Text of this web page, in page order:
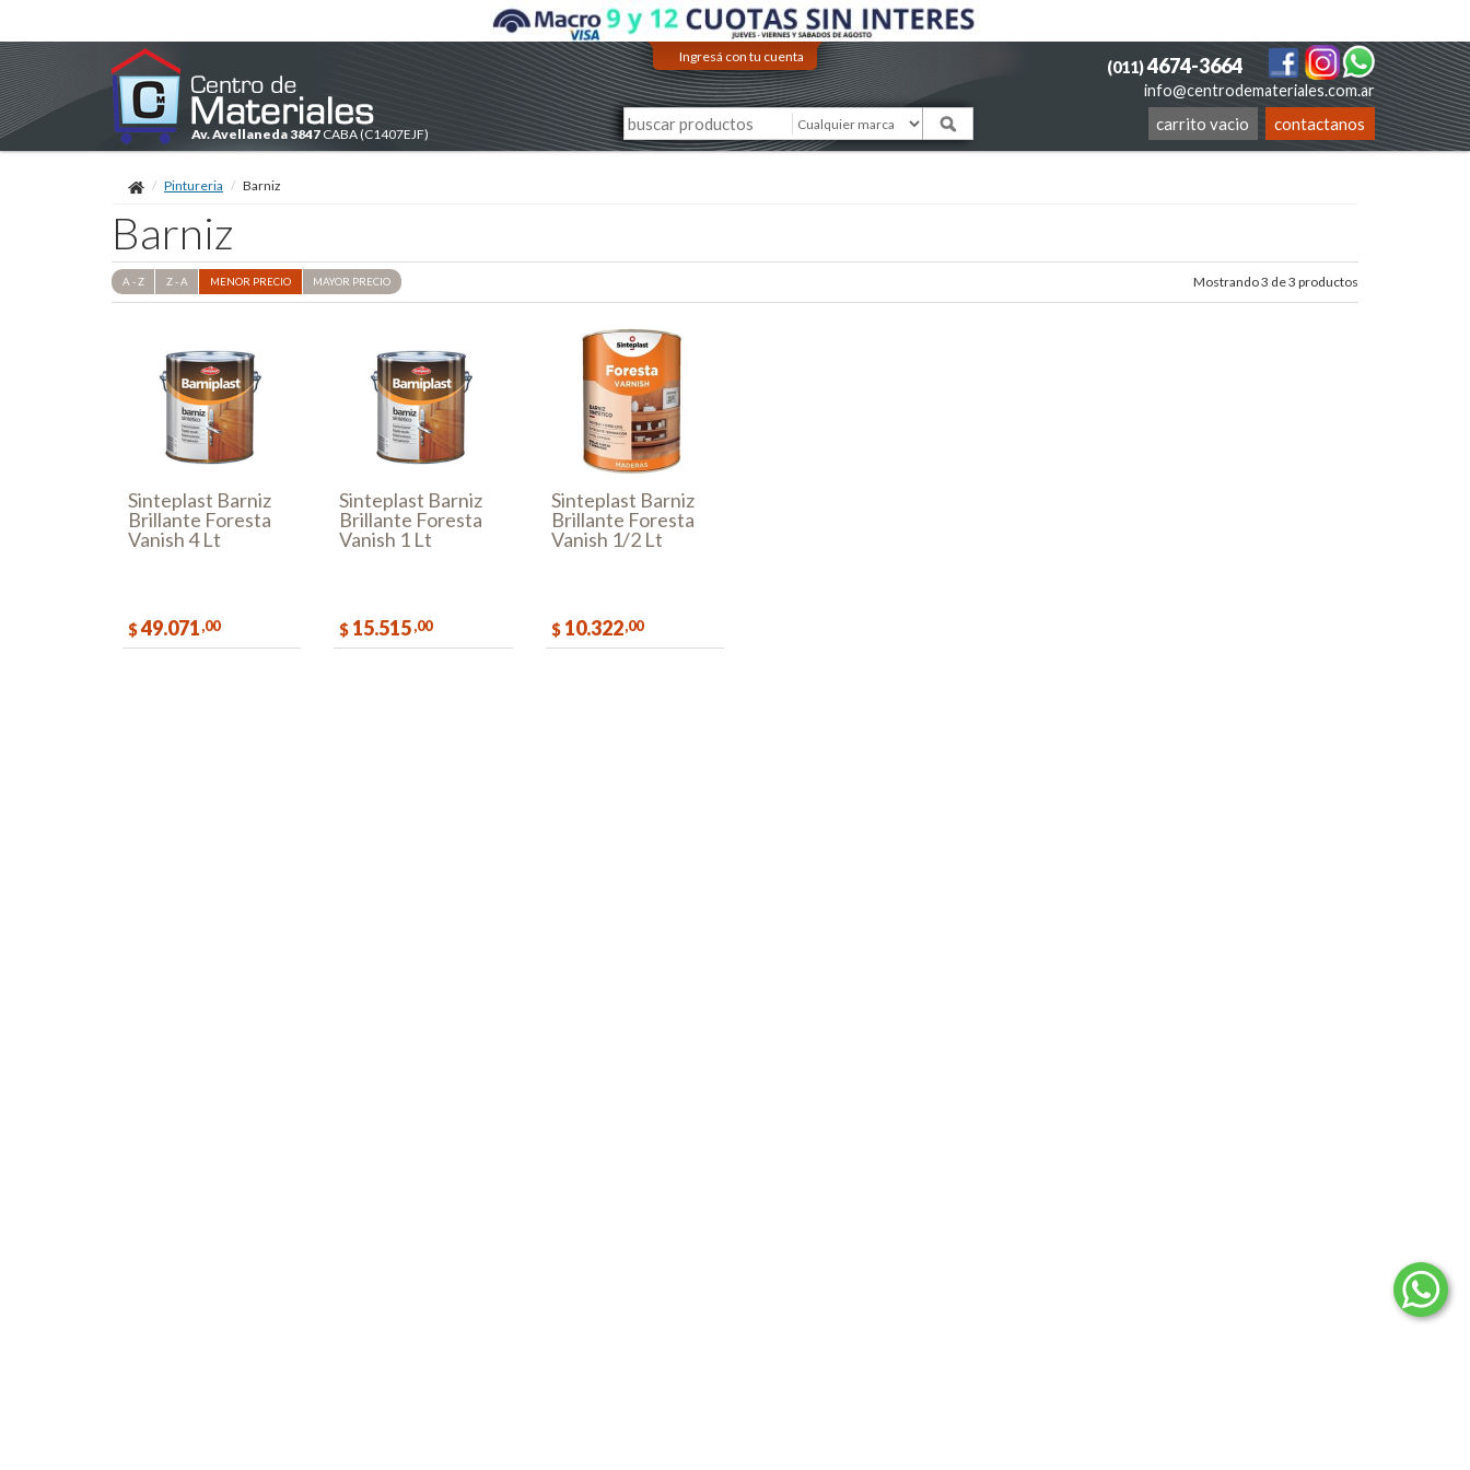
Ingresá con tu cuenta
info@centrodemateriales.com.ar
Av. Avellaneda 3847 CABA(C1407EJF)
(011)4674-3664
contactanos
carrito vacio
Pintureria Barniz
Barniz
A - Z Z - A MENOR PRECIO MAYOR PRECIO Mostrando 3 de 3 productos
Sinteplast Barniz
Brillante Foresta
Vanish 4 Lt
$49.071 ,00
Sinteplast Barniz
Brillante Foresta
Vanish 1 Lt
$ 15.515 ,00
Sinteplast Barniz
Brillante Foresta
Vanish 1/2 Lt
$ 10.322,00